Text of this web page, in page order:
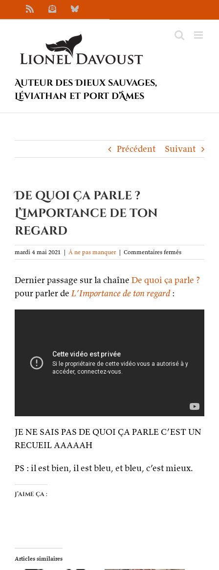
au
NewsletterBluesky
Auteur des Dieux sauvages,
Léviathan et Port d’Âmes
Précédent Suivant
De quoi ça parle ?
L’Importance de ton
regard
mardi 4 mai 2021 | À ne pas manquer | Commentaires ferméssur
De
ça
Dernier passage sur la chaîne De quoi ça parle ?
pour parler de L’Importance de ton regard:
JE NE SAIS PAS DE QUOI ÇA PARLE C’EST UN
RECUEIL AAAAAH
PS : il est bien, il est bleu, et bleu, c’est mieux.
J’aime ça :
Articles similaires